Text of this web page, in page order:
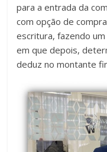
para a entrada da
com opção de
escritura, fazendo
em que depois,
deduz no montante